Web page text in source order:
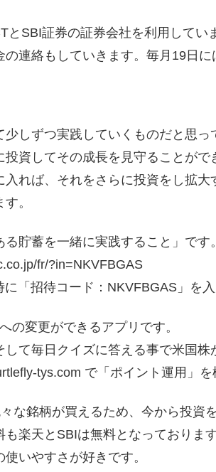
とSBI証券の証券会社を利用してい
連絡もしていきます。毎月19日に
しずつ実践していくものだと思
資してその成長を見守ることが
れば、それをさらに投資をし拡
。
貯蓄を一緒に実践すること」です。
fr/?in=NKVFBGAS
「招待コード：NKVFBGAS」を
の変更ができるアプリです。
て毎日クイズに答える事で米国株
tys.com で「ポイント運用」を
な銘柄が買えるため、今から投資
楽天とSBIは無料となっております
いやすさが好きです。